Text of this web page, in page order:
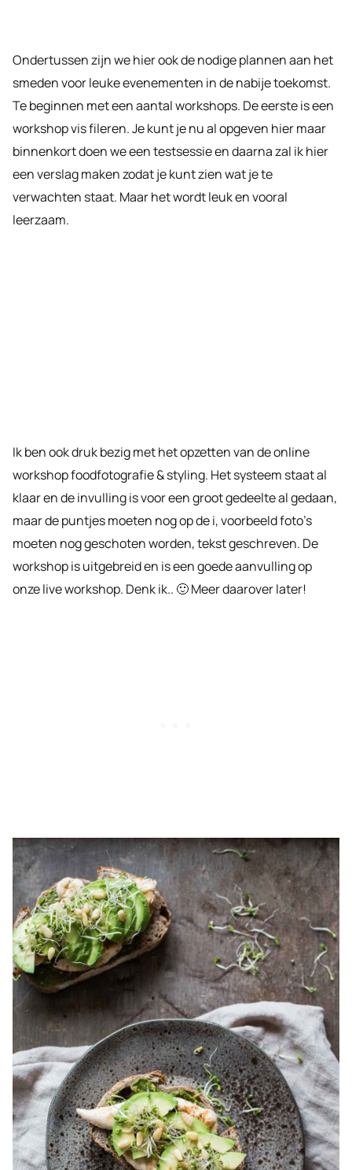
Ondertussen zijn we hier ook de nodige plannen aan het
smeden voor leuke evenementen in de nabije toekomst.
Te beginnen met een aantal workshops. De eerste is een
workshop vis fileren. Je kunt je nu al opgeven hier maar
binnenkort doen we een testsessie en daarna zal ik hier
een verslag maken zodat je kunt zien wat je te
verwachten staat. Maar het wordt leuk en vooral
leerzaam.
Ik ben ook druk bezig met het opzetten van de online
workshop foodfotografie & styling. Het systeem staat al
klaar en de invulling is voor een groot gedeelte al gedaan,
maar de puntjes moeten nog op de i, voorbeeld foto’s
moeten nog geschoten worden, tekst geschreven. De
workshop is uitgebreid en is een goede aanvulling op
onze live workshop. Denk ik.. 🙂 Meer daarover later!